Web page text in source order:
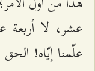
عشر، لا
علّمنا إيّاه!